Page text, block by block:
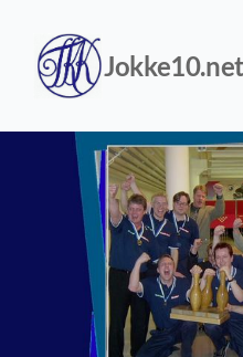
sivun
sisältöön
Jokke10.net